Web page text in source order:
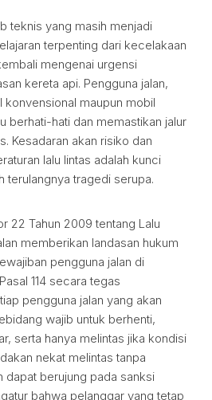
teknis yang masih menjadi
terpenting dari kecelakaan
mengenai urgensi
kereta api. Pengguna jalan,
maupun mobil
berhati-hati dan memastikan jalur
Kesadaran akan risiko dan
lalu lintas adalah kunci
terulangnya tragedi serupa.
22 Tahun 2009 tentang Lalu
memberikan landasan hukum
pengguna jalan di
114 secara tegas
pengguna jalan yang akan
wajib untuk berhenti,
serta hanya melintas jika kondisi
nekat melintas tanpa
dapat berujung pada sanksi
bahwa pelanggar yang tetap